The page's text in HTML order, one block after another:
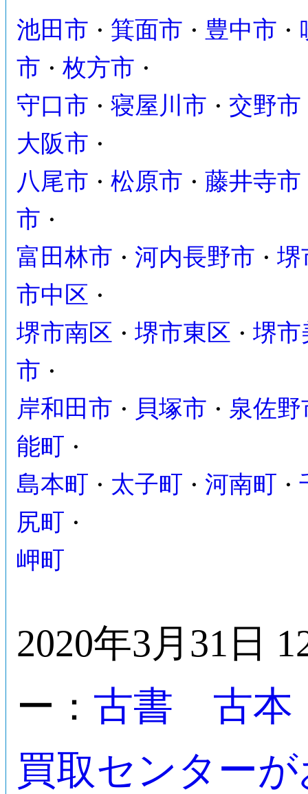
池田市 ・ 箕面市 ・ 豊中市 ・
市 ・ 枚方市 ・
守口市 ・ 寝屋川市 ・ 交野市
大阪市 ・
八尾市 ・ 松原市 ・ 藤井寺市
市 ・
富田林市 ・ 河内長野市 ・ 堺
市中区 ・
堺市南区 ・ 堺市東区 ・ 堺市
市 ・
岸和田市 ・ 貝塚市 ・ 泉佐野
能町 ・
島本町 ・ 太子町 ・ 河南町 ・
尻町 ・
岬町
2020年3月31日
ー： 古書 古
買取センター